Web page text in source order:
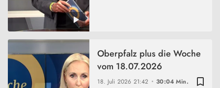
bookmark_border
18. Juli 2026 21:42 30:04 Min.
Oberpfalz plus die Woche
vom 18.07.2026